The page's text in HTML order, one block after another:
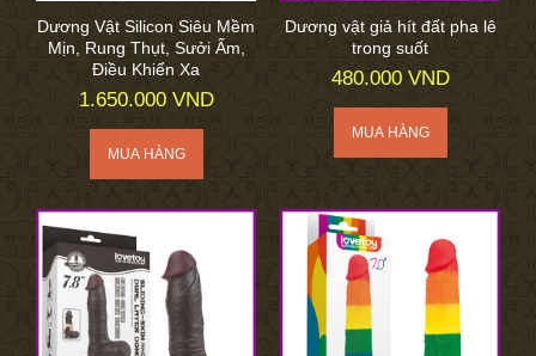
Dương Vật Silicon Siêu Mềm
Mịn, Rung Thụt, Sưởi Ấm,
Điều Khiển Xa
1.650.000 VND
Dương vật giả hít đất pha lê
trong suốt
480.000 VND